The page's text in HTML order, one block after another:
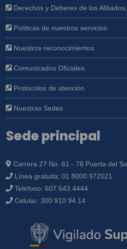
Derechos y Deberes de los
Políticas de nuestros servicios
Nuestros reconocimientos
Comunicados Oficiales
Protocolos de atención
Nuestras Sedes
Sede principal
Carrera 27 No. 61 - 78 Puerta del
Línea gratuita: 01 8000 972021
Teléfono: 607 643 4444
Celular: 300 910 94 14